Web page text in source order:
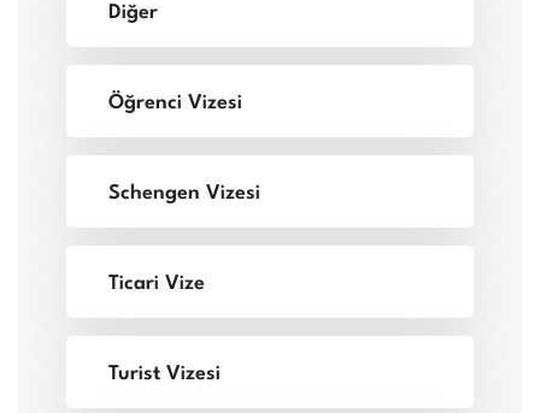
Diğer
Öğrenci Vizesi
Schengen Vizesi
Ticari Vize
Turist Vizesi